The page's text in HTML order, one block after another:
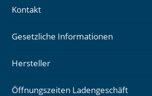
Kontakt
Gesetzliche Informationen
Hersteller
Öffnungszeiten Ladengeschäft